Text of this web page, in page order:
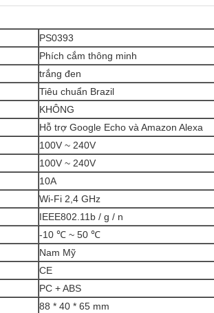
PS0393
Phích cắm thông minh
trắng đen
Tiêu chuẩn Brazil
KHÔNG
Hỗ trợ Google Echo và Amazon Alexa
100V ~ 240V
100V ~ 240V
10A
Wi-Fi 2,4 GHz
IEEE802.11b / g / n
-10 ℃ ~ 50 ℃
Nam Mỹ
CE
PC + ABS
88 * 40 * 65 mm